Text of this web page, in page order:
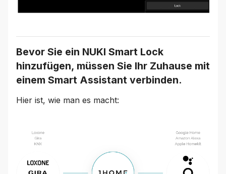
Bevor Sie ein NUKI Smart Lock
hinzufügen, müssen Sie Ihr Zuhause mit
einem Smart Assistant verbinden.
Hier ist, wie man es macht: